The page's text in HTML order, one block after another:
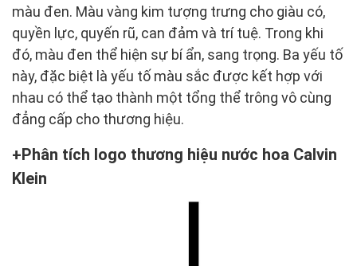
màu đen. Màu vàng kim tượng trưng cho giàu có,
quyền lực, quyến rũ, can đảm và trí tuệ. Trong khi
đó, màu đen thể hiện sự bí ẩn, sang trọng. Ba yếu tố
này, đặc biệt là yếu tố màu sắc được kết hợp với
nhau có thể tạo thành một tổng thể trông vô cùng
đẳng cấp cho thương hiệu.
Phân tích logo thương hiệu nước hoa Calvin
Klein